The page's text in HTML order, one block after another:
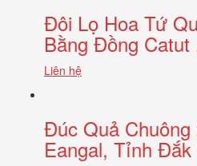
Đôi Lọ Hoa Tứ
Bằng Đồng Catut
Liên hệ
Đúc Quả
Eangal, Tỉnh Đắk